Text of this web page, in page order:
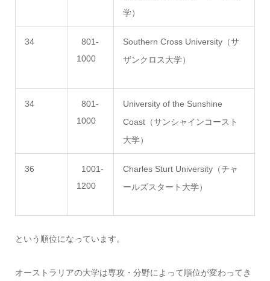
学）
34
801-
1000
Southern Cross University（サ
ザンクロス大学）
34
801-
1000
University of the Sunshine
Coast（サンシャインコースト
大学）
36
1001-
1200
Charles Sturt University（チャ
ールズスタート大学）
という順位になっています。
オーストラリアの大学は専攻・分野によって順位が変わってき